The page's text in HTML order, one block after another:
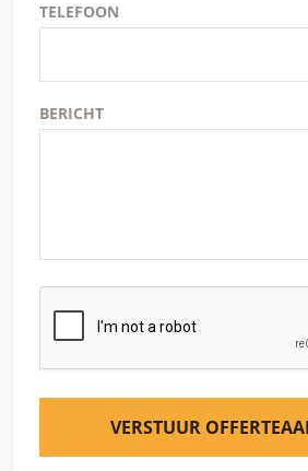
TELEFOON
BERICHT
VERSTUUR